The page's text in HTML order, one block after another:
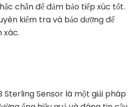
chắn để đảm bảo tiếp xúc tốt.
kiểm tra và bảo dưỡng để
xác.
Sterling Sensor là một giải pháp